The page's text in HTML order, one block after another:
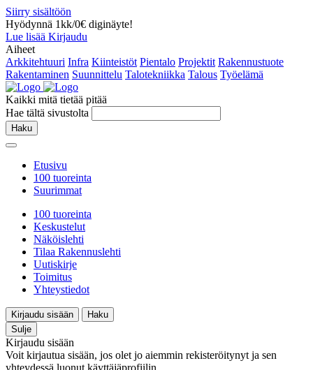
Siirry sisältöön
Hyödynnä 1kk/0€ diginäyte!
Lue lisää Kirjaudu
Aiheet
Arkkitehtuuri Infra Kiinteistöt Pientalo Projektit Rakennustuote
Rakentaminen Suunnittelu Talotekniikka Talous Työelämä
Kaikki mitä tietää pitää
Hae tältä sivustolta
Haku
Etusivu
100 tuoreinta
Suurimmat
100 tuoreinta
Keskustelut
Näköislehti
Tilaa Rakennuslehti
Uutiskirje
Toimitus
Yhteystiedot
Kirjaudu sisään
Haku
Sulje
Kirjaudu sisään
Voit kirjautua sisään, jos olet jo aiemmin rekisteröitynyt ja sen
yhteydessä luonut käyttäjäprofiilin